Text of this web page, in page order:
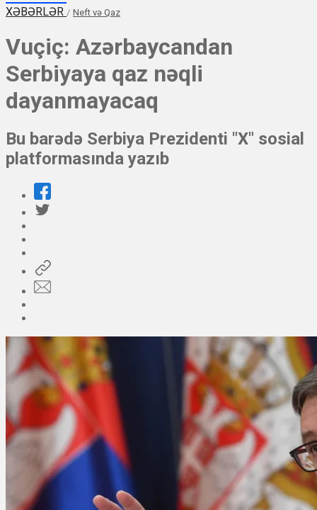
XƏBƏRLƏR / Neft və Qaz
Vuçiç: Azərbaycandan
Serbiyaya qaz nəqli
dayanmayacaq
Bu barədə Serbiya Prezidenti "X" sosial
platformasında yazıb